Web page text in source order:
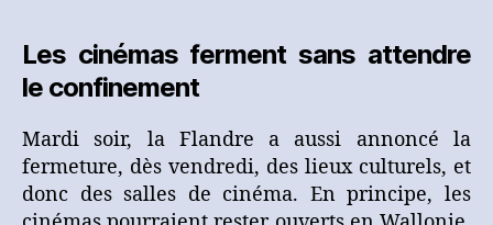
Les cinémas ferment sans attendre
le confinement
Mardi soir, la Flandre a aussi annoncé la
fermeture, dès vendredi, des lieux culturels, et
donc des salles de cinéma. En principe, les